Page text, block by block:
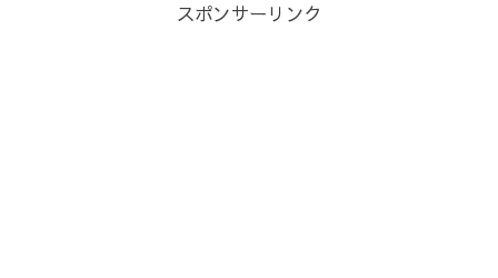
スポンサーリンク